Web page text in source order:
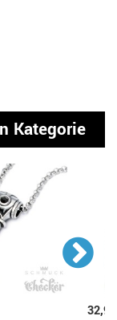
Kategorie